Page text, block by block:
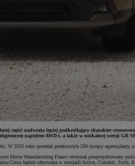
nadwozia lepiej podkreślający charakter
napędem AWD-i, a także w unikalnej wersji GR
2025 roku sprzedaż przekroczyła 200 tysięcy
Motor Manufacturing France otrzymał przeprojektowany
Cross będzie oferowana w wersjach Active, Comfort,